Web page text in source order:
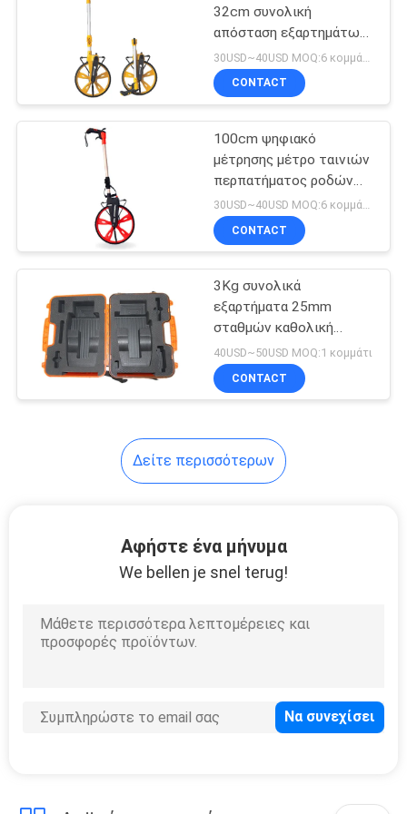
Τηλεσκοπικό
ισοπεδώνοντας
προσωπικό
53
Προσαρμοστής
Tribrach
Τρίποδα οργάνων
μπαταρίες
32cm συνολική
απόσταση εξαρτημάτων
που μετρά τα ABS
ροδών
CONTACT
100cm ψηφιακό
μέτρησης μέτρο ταινιών
περπατήματος ροδών
TM12 κόκκινο
30USD~40USD MOQ:6 κομμάτια
CONTACT
3Kg συνολικά
εξαρτήματα 25mm
σταθμών καθολική
σκληρή περίπτωση
μεταφοράς
40USD~50USD MOQ:1 κομμάτι
CONTACT
Δείτε περισσότερων
Αφήστε ένα μήνυμα
We bellen je snel terug!